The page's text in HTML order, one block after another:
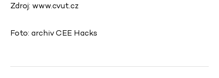
Zdroj: www.cvut.cz
Foto: archiv CEE Hacks